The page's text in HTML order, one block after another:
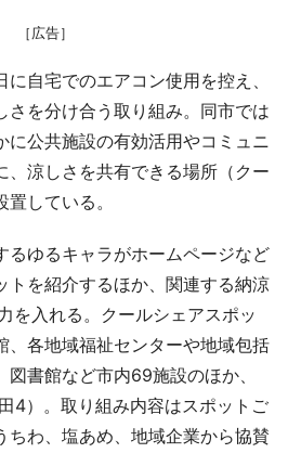
［広告］
自宅でのエアコン使用を控え、
さを分け合う取り組み。同市では
に公共施設の有効活用やコミュニ
、涼しさを共有できる場所（クー
している。
ゆるキャラがホームページなど
トを紹介するほか、関連する納涼
を入れる。クールシェアスポッ
、各地域福祉センターや地域包括
書館など市内69施設のほか、
4）。取り組み内容はスポットご
ちわ、塩あめ、地域企業から協賛